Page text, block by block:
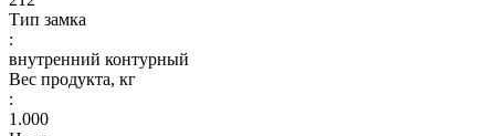
Тип замка
:
внутренний контурный
Вес продукта, кг
:
1.000